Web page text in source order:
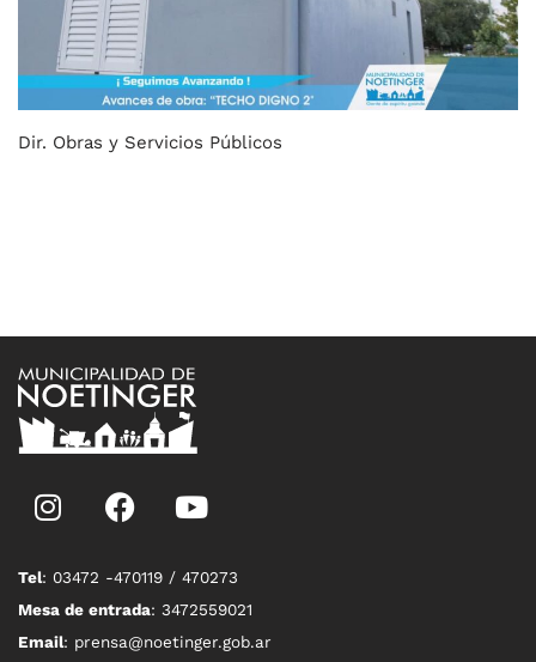
Dir. Obras y Servicios Públicos
Tel: 03472 -470119 / 470273
Mesa de entrada: 3472559021
Email: prensa@noetinger.gob.ar